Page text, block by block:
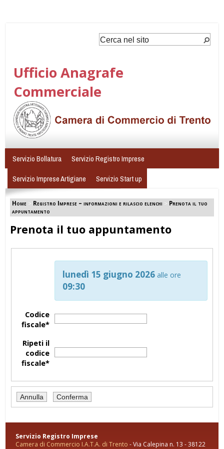
Ufficio Anagrafe
Commerciale
Servizio Bollatura
Servizio Registro Imprese
Servizio Imprese Artigiane
Servizio Start up
Home > Registro Imprese – informazioni e rilascio elenchi > Prenota il tuo
appuntamento
Prenota il tuo appuntamento
lunedì 15 giugno 2026 alle ore
09:30
Codice
fiscale*
Ripeti il
codice
fiscale*
Servizio Registro Imprese
Camera di Commercio I.A.T.A. di Trento - Via Calepina n. 13 - 38122